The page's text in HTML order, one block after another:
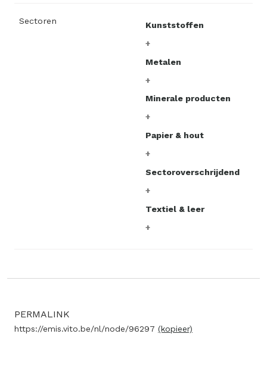
Sectoren Kunststoffen
Metalen
Minerale producten
Papier & hout
Sectoroverschrijdend
Textiel & leer
PERMALINK
https://emis.vito.be/nl/node/96297 (kopieer)